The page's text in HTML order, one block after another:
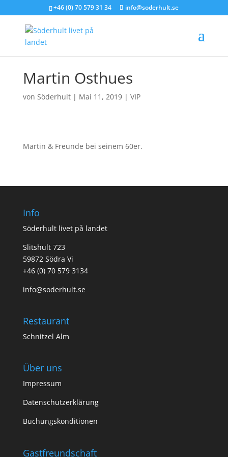
+46 (0) 70 579 31 34 info@soderhult.se
Martin Osthues
von Söderhult| Mai 11, 2019| VIP
Martin & Freunde bei seinem 60er.
Info
Söderhult livet på landet
Slitshult 723
59872 Södra Vi
+46 (0) 70 579 3134
info@soderhult.se
Restaurant
Schnitzel Alm
Über uns
Impressum
Datenschutzerklärung
Buchungskonditionen
Gastfreundschaft